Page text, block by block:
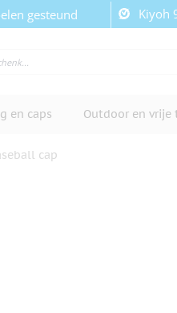
gesteund Kiyoh
en caps Outdoor en vrije
cap